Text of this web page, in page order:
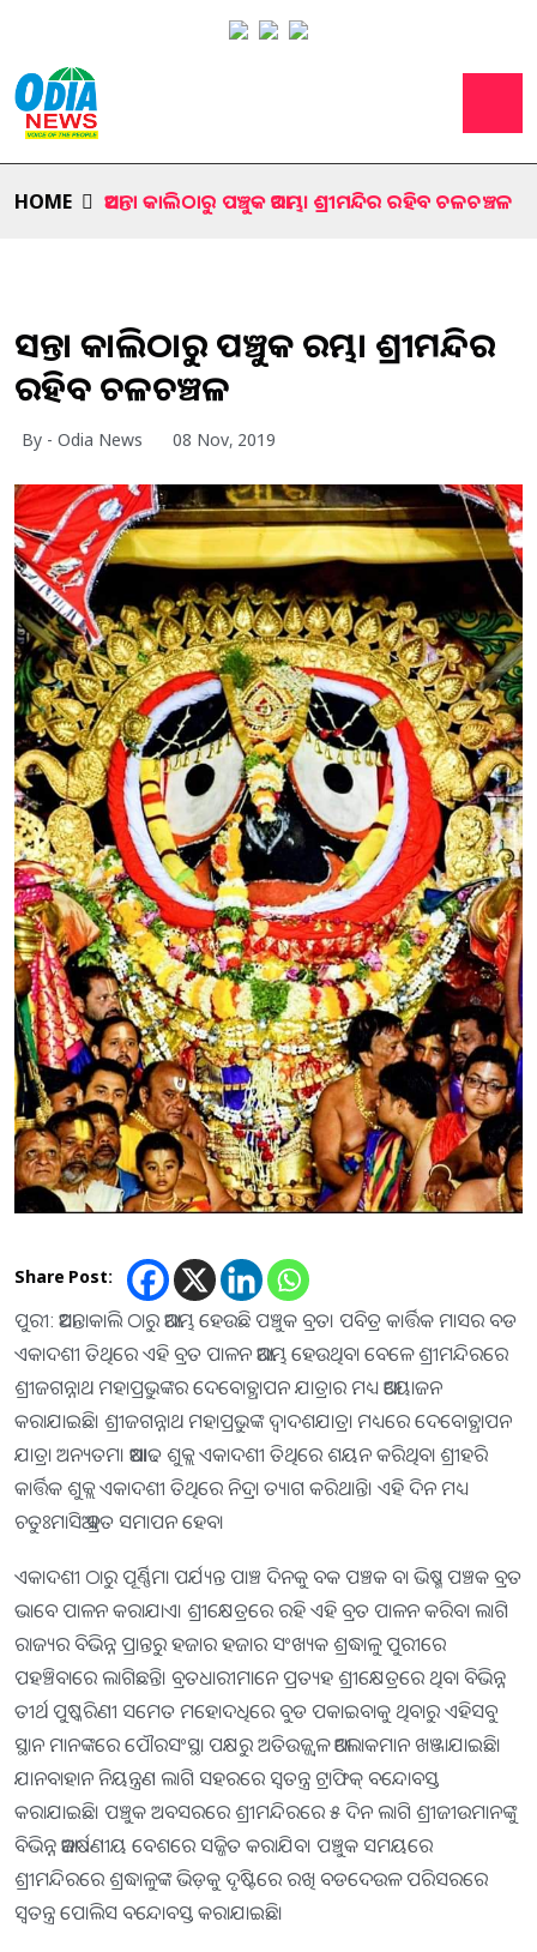
HOME ଆସନ୍ତା କାଲିଠାରୁ ପଞ୍ଚୁକ ଆରମ୍ଭ। ଶ୍ରୀମନ୍ଦିର ରହିବ ଚଳଚଞ୍ଚଳ
ଆସନ୍ତା କାଲିଠାରୁ ପଞ୍ଚୁକ ଆରମ୍ଭ। ଶ୍ରୀମନ୍ଦିର
ରହିବ ଚଳଚଞ୍ଚଳ
By - Odia News 08 Nov, 2019
Share Post:
ପୁରୀ: ଆସନ୍ତାକାଲି ଠାରୁ ଆରମ୍ଭ ହେଉଛି ପଞ୍ଚୁକ ବ୍ରତ। ପବିତ୍ର କାର୍ତ୍ତିକ ମାସର ବଡ
ଏକାଦଶୀ ତିଥିରେ ଏହି ବ୍ରତ ପାଳନ ଆରମ୍ଭ ହେଉଥିବା ବେଳେ ଶ୍ରୀମନ୍ଦିରରେ
ଶ୍ରୀଜଗନ୍ନାଥ ମହାପ୍ରଭୁଙ୍କର ଦେବୋତ୍ଥାପନ ଯାତ୍ରାର ମଧ୍ୟ ଆୟୋଜନ
କରାଯାଇଛି। ଶ୍ରୀଜଗନ୍ନାଥ ମହାପ୍ରଭୁଙ୍କ ଦ୍ୱାଦଶଯାତ୍ରା ମଧ୍ୟରେ ଦେବୋତ୍ଥାପନ
ଯାତ୍ରା ଅନ୍ୟତମ। ଆଷାଢ ଶୁକ୍ଲ ଏକାଦଶୀ ତିଥିରେ ଶୟନ କରିଥିବା ଶ୍ରୀହରି
କାର୍ତ୍ତିକ ଶୁକ୍ଲ ଏକାଦଶୀ ତିଥିରେ ନିଦ୍ରା ତ୍ୟାଗ କରିଥାନ୍ତି। ଏହି ଦିନ ମଧ୍ୟ
ଚତୁଃମାସିଆ ବ୍ରତ ସମାପନ ହେବ।
ଏକାଦଶୀ ଠାରୁ ପୂର୍ଣ୍ଣିମା ପର୍ଯ୍ୟନ୍ତ ପାଞ୍ଚ ଦିନକୁ ବକ ପଞ୍ଚକ ବା ଭିଷ୍ମ ପଞ୍ଚକ ବ୍ରତ
ଭାବେ ପାଳନ କରାଯାଏ। ଶ୍ରୀକ୍ଷେତ୍ରରେ ରହି ଏହି ବ୍ରତ ପାଳନ କରିବା ଲାଗି
ରାଜ୍ୟର ବିଭିନ୍ନ ପ୍ରାନ୍ତରୁ ହଜାର ହଜାର ସଂଖ୍ୟକ ଶ୍ରଦ୍ଧାଳୁ ପୁରୀରେ
ପହଞ୍ଚିବାରେ ଲାଗିଛନ୍ତି। ବ୍ରତଧାରୀମାନେ ପ୍ରତ୍ୟହ ଶ୍ରୀକ୍ଷେତ୍ରରେ ଥିବା ବିଭିନ୍ନ
ତୀର୍ଥ ପୁଷ୍କରିଣୀ ସମେତ ମହୋଦଧିରେ ବୁଡ ପକାଇବାକୁ ଥିବାରୁ ଏହିସବୁ
ସ୍ଥାନ ମାନଙ୍କରେ ପୌରସଂସ୍ଥା ପକ୍ଷରୁ ଅତିଉଜ୍ଜ୍ୱଳ ଆଲୋକମାନ ଖଞ୍ଜାଯାଇଛି।
ଯାନବାହାନ ନିୟନ୍ତ୍ରଣ ଲାଗି ସହରରେ ସ୍ୱତନ୍ତ୍ର ଟ୍ରାଫିକ୍‍ ବନ୍ଦୋବସ୍ତ
କରାଯାଇଛି। ପଞ୍ଚୁକ ଅବସରରେ ଶ୍ରୀମନ୍ଦିରରେ ୫ ଦିନ ଲାଗି ଶ୍ରୀଜୀଉମାନଙ୍କୁ
ବିଭିନ୍ନ ଆକର୍ଷଣୀୟ ବେଶରେ ସଜ୍ଜିତ କରାଯିବ। ପଞ୍ଚୁକ ସମୟରେ
ଶ୍ରୀମନ୍ଦିରରେ ଶ୍ରଦ୍ଧାଳୁଙ୍କ ଭିଡ଼କୁ ଦୃଷ୍ଟିରେ ରଖି ବଡଦେଉଳ ପରିସରରେ
ସ୍ୱତନ୍ତ୍ର ପୋଲିସ ବନ୍ଦୋବସ୍ତ କରାଯାଇଛି।